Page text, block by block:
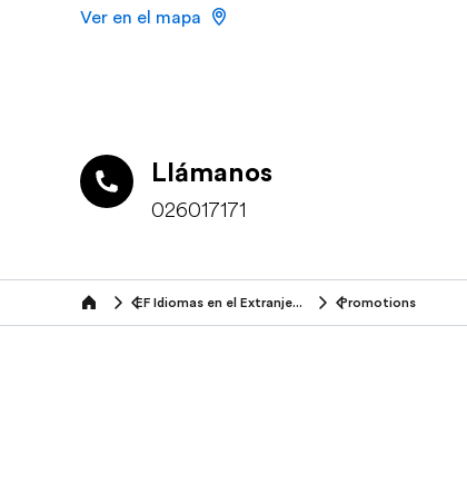
Ver en el mapa
Llámanos
026017171
Home EF Idiomas en el Extranjero (16+ años) Promotions